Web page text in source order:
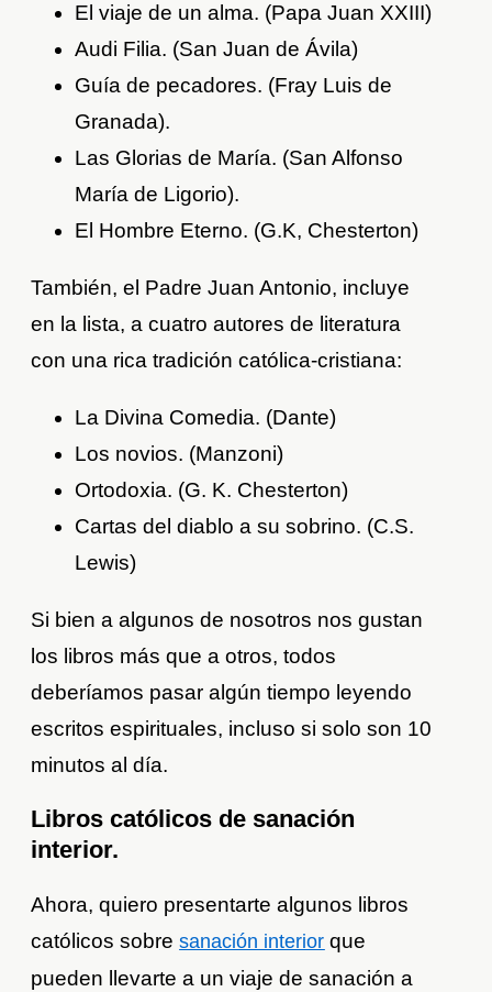
El viaje de un alma. (Papa Juan XXIII)
Audi Filia. (San Juan de Ávila)
Guía de pecadores. (Fray Luis de
Granada).
Las Glorias de María. (San Alfonso
María de Ligorio).
El Hombre Eterno. (G.K, Chesterton)
También, el Padre Juan Antonio, incluye
en la lista, a cuatro autores de literatura
con una rica tradición católica-cristiana:
La Divina Comedia. (Dante)
Los novios. (Manzoni)
Ortodoxia. (G. K. Chesterton)
Cartas del diablo a su sobrino. (C.S.
Lewis)
Si bien a algunos de nosotros nos gustan
los libros más que a otros, todos
deberíamos pasar algún tiempo leyendo
escritos espirituales, incluso si solo son 10
minutos al día.
Libros católicos de sanación
interior.
Ahora, quiero presentarte algunos libros
católicos sobresanación interior que
pueden llevarte a un viaje de sanación a